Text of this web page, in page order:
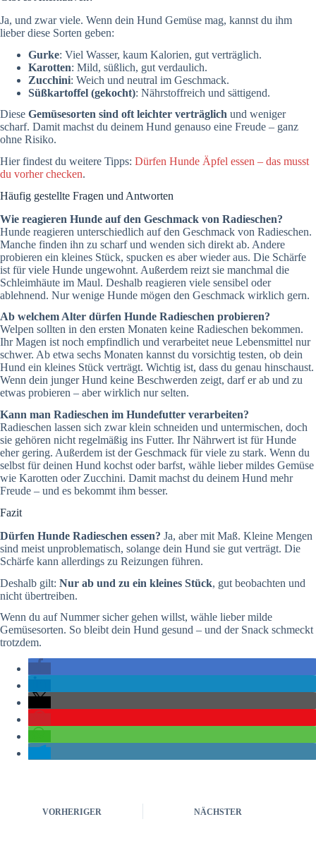
Ja, und zwar viele. Wenn dein Hund Gemüse mag, kannst du ihm
lieber diese Sorten geben:
Gurke: Viel Wasser, kaum Kalorien, gut verträglich.
Karotten: Mild, süßlich, gut verdaulich.
Zucchini: Weich und neutral im Geschmack.
Süßkartoffel (gekocht): Nährstoffreich und sättigend.
Diese Gemüsesorten sind oft leichter verträglich und weniger
scharf. Damit machst du deinem Hund genauso eine Freude – ganz
ohne Risiko.
Hier findest du weitere Tipps: Dürfen Hunde Äpfel essen – das musst
du vorher checken.
Häufig gestellte Fragen und Antworten
Wie reagieren Hunde auf den Geschmack von Radieschen?
Hunde reagieren unterschiedlich auf den Geschmack von Radieschen.
Manche finden ihn zu scharf und wenden sich direkt ab. Andere
probieren ein kleines Stück, spucken es aber wieder aus. Die Schärfe
ist für viele Hunde ungewohnt. Außerdem reizt sie manchmal die
Schleimhäute im Maul. Deshalb reagieren viele sensibel oder
ablehnend. Nur wenige Hunde mögen den Geschmack wirklich gern.
Ab welchem Alter dürfen Hunde Radieschen probieren?
Welpen sollten in den ersten Monaten keine Radieschen bekommen.
Ihr Magen ist noch empfindlich und verarbeitet neue Lebensmittel nur
schwer. Ab etwa sechs Monaten kannst du vorsichtig testen, ob dein
Hund ein kleines Stück verträgt. Wichtig ist, dass du genau hinschaust.
Wenn dein junger Hund keine Beschwerden zeigt, darf er ab und zu
etwas probieren – aber wirklich nur selten.
Kann man Radieschen im Hundefutter verarbeiten?
Radieschen lassen sich zwar klein schneiden und untermischen, doch
sie gehören nicht regelmäßig ins Futter. Ihr Nährwert ist für Hunde
eher gering. Außerdem ist der Geschmack für viele zu stark. Wenn du
selbst für deinen Hund kochst oder barfst, wähle lieber mildes Gemüse
wie Karotten oder Zucchini. Damit machst du deinem Hund mehr
Freude – und es bekommt ihm besser.
Fazit
Dürfen Hunde Radieschen essen? Ja, aber mit Maß. Kleine Mengen
sind meist unproblematisch, solange dein Hund sie gut verträgt. Die
Schärfe kann allerdings zu Reizungen führen.
Deshalb gilt: Nur ab und zu ein kleines Stück, gut beobachten und
nicht übertreiben.
Wenn du auf Nummer sicher gehen willst, wähle lieber milde
Gemüsesorten. So bleibt dein Hund gesund – und der Snack schmeckt
trotzdem.
VORHERIGER NÄCHSTER